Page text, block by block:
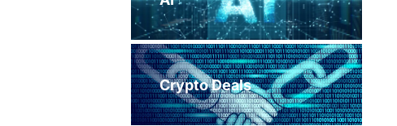
Crypto Deals